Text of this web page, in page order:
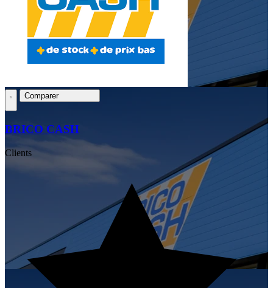
Comparer
BRICO CASH
Clients